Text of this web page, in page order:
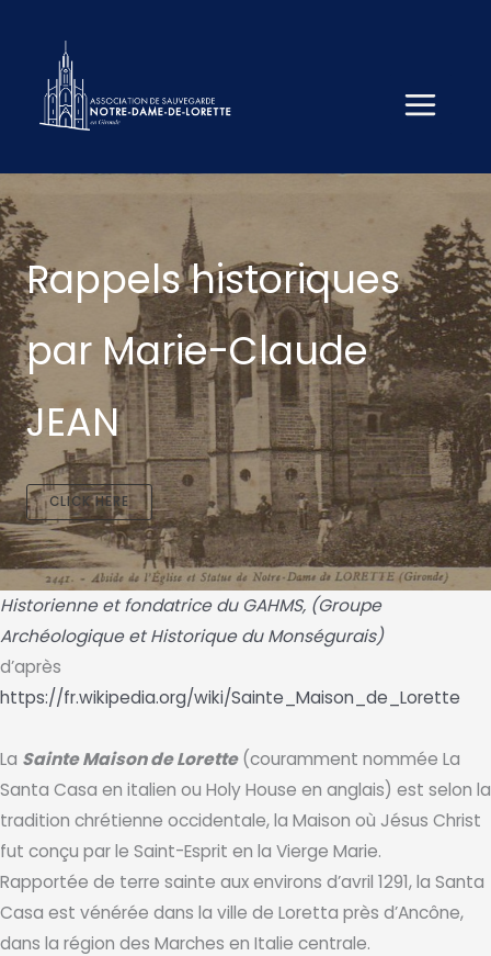
contenu
Rappels historiques
par Marie-Claude
JEAN
CLICK HERE
Historienne et fondatrice du GAHMS, (Groupe
Archéologique et Historique du Monségurais)
d’après
https://fr.wikipedia.org/wiki/Sainte_Maison_de_Lorette
La Sainte Maison de Lorette(couramment nommée La
Santa Casa en italien ou Holy House en anglais) est selon la
tradition chrétienne occidentale, la Maison où Jésus Christ
fut conçu par le Saint-Esprit en la Vierge Marie.
Rapportée de terre sainte aux environs d’avril 1291, la Santa
Casa est vénérée dans la ville de Loretta près d’Ancône,
dans la région des Marches en Italie centrale.